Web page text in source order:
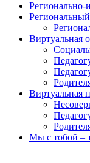
Виртуальная
Виртуальная
Мы с тобой –